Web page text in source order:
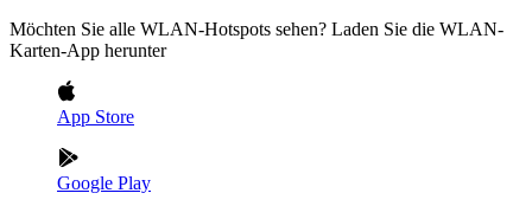
Möchten Sie alle WLAN-Hotspots sehen? Laden Sie die WLAN-
Karten-App herunter
App Store
Google Play